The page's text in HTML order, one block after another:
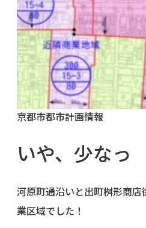
京都市都市計画情報
いや、少なっ
河原町通沿いと出町桝形商
業区域でした！